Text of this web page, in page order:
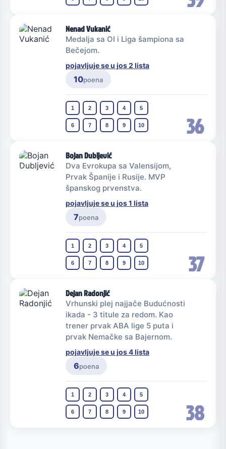
36
Nenad Vukanić
Medalja sa OI i Liga šampiona sa
Bečejom.
pojavljuje se u jos 2 lista
10poena
1 2 3 4 5
6 7 8 9 10
37
Bojan Dubljević
Dva Evrokupa sa Valensijom,
Prvak Španije i Rusije. MVP
španskog prvenstva.
pojavljuje se u jos 1 lista
7poena
1 2 3 4 5
6 7 8 9 10
38
Dejan Radonjić
Vrhunski plej najjače Budućnosti
ikada - 3 titule za redom. Kao
trener prvak ABA lige 5 puta i
prvak Nemačke sa Bajernom.
pojavljuje se u jos 4 lista
6poena
1 2 3 4 5
6 7 8 9 10